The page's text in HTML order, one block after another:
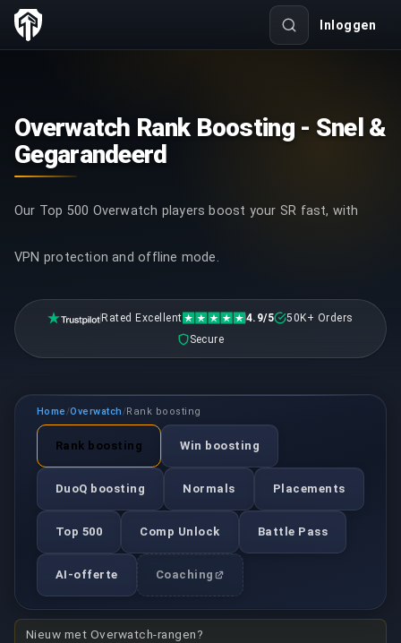
Inloggen
Overwatch Rank Boosting - Snel &
Gegarandeerd
Our Top 500 Overwatch players boost your SR fast, with
VPN protection and offline mode.
Rated Excellent 4.9/5
50K+ Orders
Secure
Home /Overwatch /Rank boosting
Rank boosting Win boosting
DuoQ boosting Normals Placements
Top 500 Comp Unlock Battle Pass
AI-offerte Coaching
Nieuw met Overwatch-rangen?